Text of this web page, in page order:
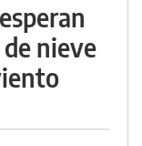
nieve